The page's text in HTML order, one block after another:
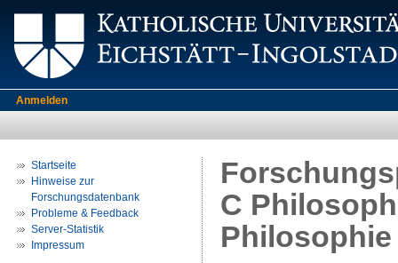
Anmelden
Startseite
Hinweise zur
Forschungsdatenbank
Probleme & Feedback
Server-Statistik
Impressum
C
Philosophie